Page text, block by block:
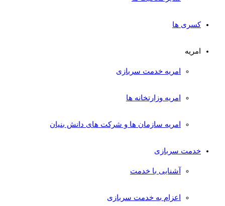
کسری ها
امریه
امریه خدمت سربازی
امریه وزارتخانه ها
امریه سازمان ها و شرکت های دانش بنیان
خدمت سربازی
آشنایی با خدمت
اعزام به خدمت سربازی